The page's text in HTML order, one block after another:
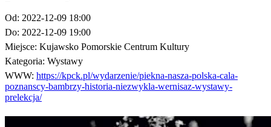
Od: 2022-12-09 18:00
Do: 2022-12-09 19:00
Miejsce: Kujawsko Pomorskie Centrum Kultury
Kategoria: Wystawy
WWW: https://kpck.pl/wydarzenie/piekna-nasza-polska-cala-
poznanscy-bambrzy-historia-niezwykla-wernisaz-wystawy-
prelekcja/